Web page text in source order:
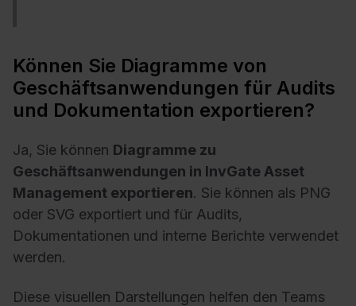
Können Sie Diagramme von
Geschäftsanwendungen für Audits
und Dokumentation exportieren?
Ja, Sie können Diagramme zu
Geschäftsanwendungen in InvGate Asset
Management exportieren. Sie können als PNG
oder SVG exportiert und für Audits,
Dokumentationen und interne Berichte verwendet
werden.
Diese visuellen Darstellungen helfen den Teams